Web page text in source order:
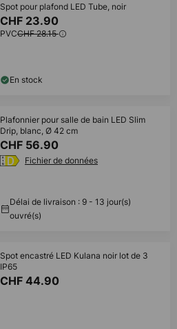
Spot pour plafond LED Tube, noir
CHF 23.90
PVCCHF 28.15
En stock
Plafonnier pour salle de bain LED Slim
Drip, blanc, Ø 42 cm
CHF 56.90
Fichier de données
Délai de livraison : 9 - 13 jour(s)
ouvré(s)
Spot encastré LED Kulana noir lot de 3
IP65
CHF 44.90